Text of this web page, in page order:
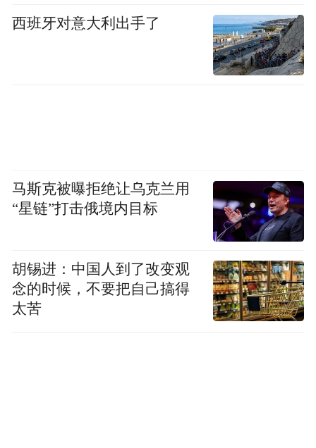
西班牙对意大利出手了
马斯克被曝拒绝让乌克兰用
“星链”打击俄境内目标
胡锡进：中国人到了改变观
念的时候，不要把自己搞得
太苦